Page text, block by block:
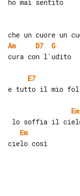
ho mai sentito
Am
D7
G
cura con l'udito
E7
e tutto il mio
Em
Em
cielo così